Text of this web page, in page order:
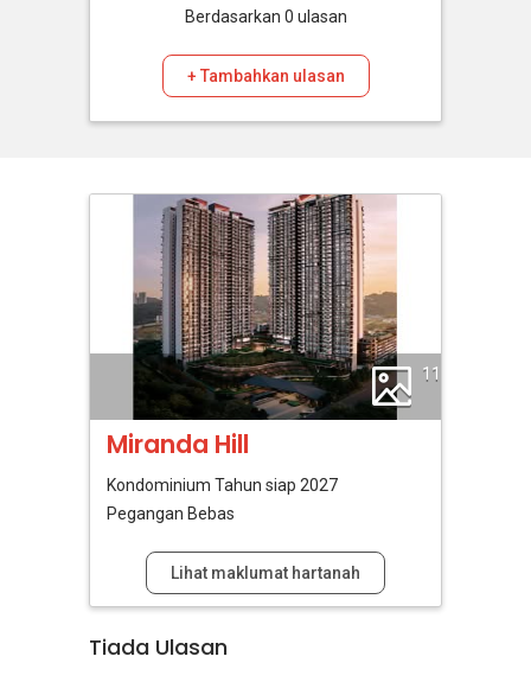
Berdasarkan 0 ulasan
+ Tambahkan ulasan
11
Miranda Hill
Kondominium Tahun siap 2027
Pegangan Bebas
Lihat maklumat hartanah
Tiada Ulasan